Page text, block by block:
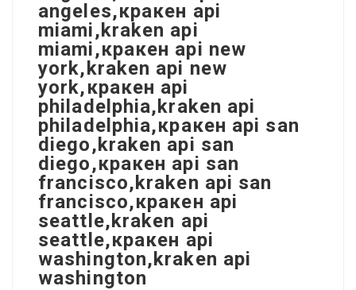
angeles,кракен api
miami,kraken api
miami,кракен api new
york,kraken api new
york,кракен api
philadelphia,kraken api
philadelphia,кракен api san
diego,kraken api san
diego,кракен api san
francisco,kraken api san
francisco,кракен api
seattle,kraken api
seattle,кракен api
washington,kraken api
washington